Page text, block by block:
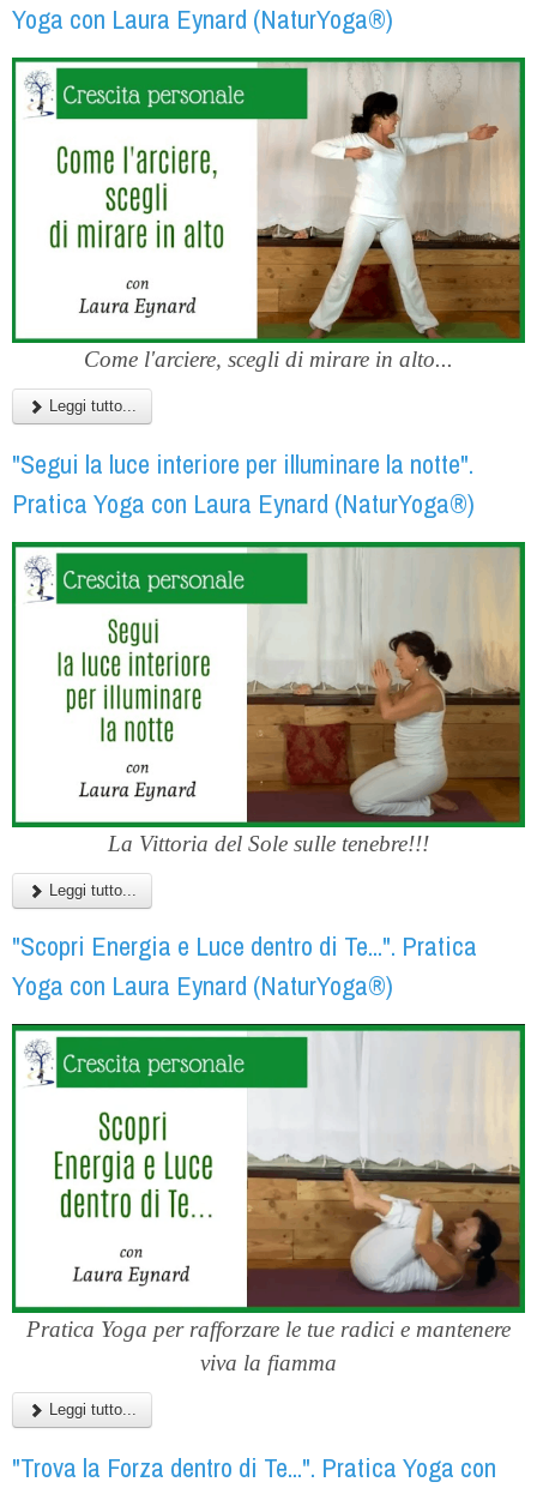
Yoga con Laura Eynard (NaturYoga®)
Come l'arciere, scegli di mirare in alto...
Leggi tutto...
"Segui la luce interiore per illuminare la notte".
Pratica Yoga con Laura Eynard (NaturYoga®)
La Vittoria del Sole sulle tenebre!!!
Leggi tutto...
"Scopri Energia e Luce dentro di Te...". Pratica
Yoga con Laura Eynard (NaturYoga®)
Pratica Yoga per rafforzare le tue radici e mantenere
viva la fiamma
Leggi tutto...
"Trova la Forza dentro di Te...". Pratica Yoga con